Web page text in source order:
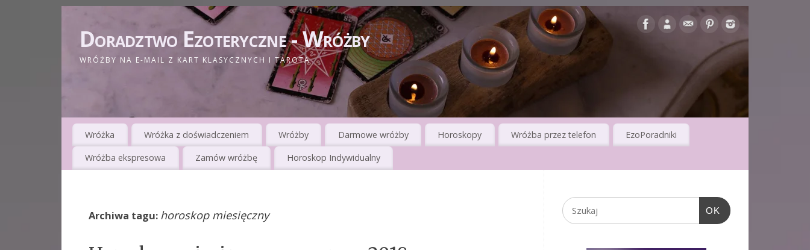
Doradztwo Ezoteryczne - Wróżby
WRÓŻBY NA E-MAIL Z KART KLASYCZNYCH I TAROTA
Wróżka Wróżka z doświadczeniem Wróżby Darmowe wróżby Horoskopy Wróżba przez telefon EzoPoradniki
Wróżba ekspresowa Zamów wróżbę Horoskop Indywidualny
Archiwa tagu: horoskop miesięczny OK